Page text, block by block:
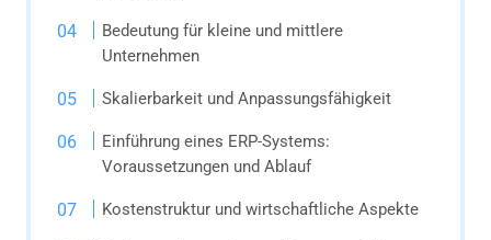
Bedeutung für kleine und mittlere
Unternehmen
Skalierbarkeit und Anpassungsfähigkeit
Einführung eines ERP-Systems:
Voraussetzungen und Ablauf
Kostenstruktur und wirtschaftliche Aspekte